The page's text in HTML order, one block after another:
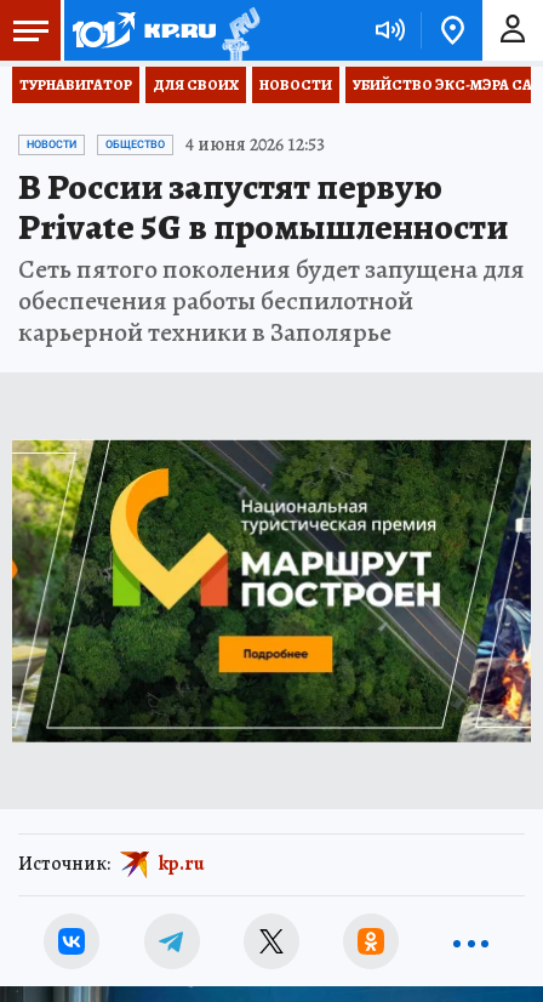
ТУРНАВИГАТОР ДЛЯ СВОИХ НОВОСТИ УБИЙСТВО ЭКС-МЭРА
НОВОСТИ ОБЩЕСТВО 4 июня 2026 12:53
В России запустят первую
Private 5G в промышленности
Сеть пятого поколения будет запущена для
обеспечения работы беспилотной
карьерной техники в Заполярье
Источник: kp.ru